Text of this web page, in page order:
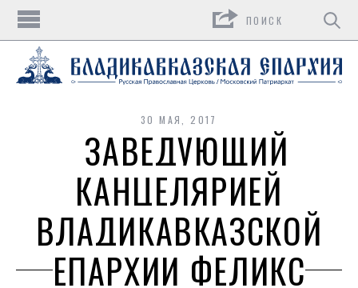
30 МАЯ, 2017
ЗАВЕДУЮЩИЙ
КАНЦЕЛЯРИЕЙ
ВЛАДИКАВКАЗСКОЙ
ЕПАРХИИ ФЕЛИКС